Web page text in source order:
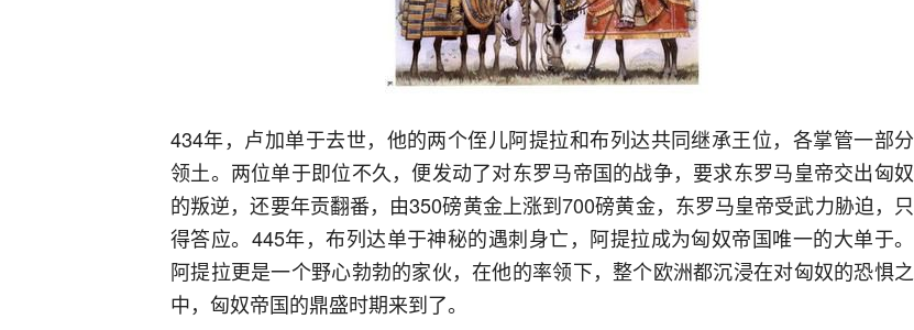
434年，卢加单于去世，他的两个侄儿阿提拉和布列达共同继承王位，各掌管一部分
领土。两位单于即位不久，便发动了对东罗马帝国的战争，要求东罗马皇帝交出匈奴
的叛逆，还要年贡翻番，由350磅黄金上涨到700磅黄金，东罗马皇帝受武力胁迫，只
得答应。445年，布列达单于神秘的遇刺身亡，阿提拉成为匈奴帝国唯一的大单于。
阿提拉更是一个野心勃勃的家伙，在他的率领下，整个欧洲都沉浸在对匈奴的恐惧之
中，匈奴帝国的鼎盛时期来到了。